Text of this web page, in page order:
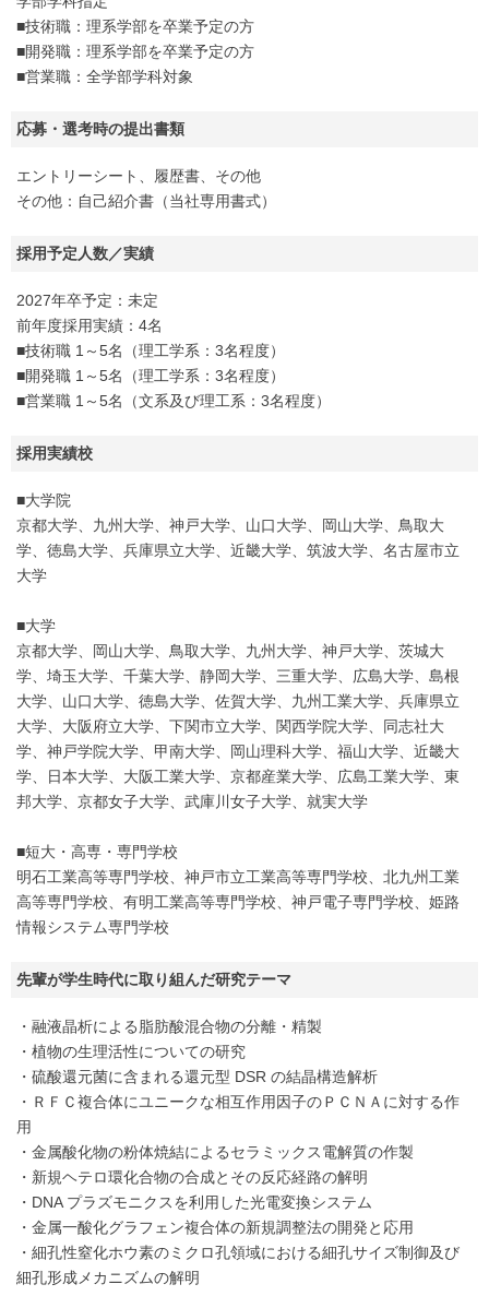
■技術職：理系学部を卒業予定の方
■開発職：理系学部を卒業予定の方
■営業職：全学部学科対象
応募・選考時の提出書類
エントリーシート、履歴書、その他
その他：自己紹介書（当社専用書式）
採用予定人数／実績
2027年卒予定：未定
前年度採用実績：4名
■技術職 1～5名（理工学系：3名程度）
■開発職 1～5名（理工学系：3名程度）
■営業職 1～5名（文系及び理工系：3名程度）
採用実績校
■大学院
京都大学、九州大学、神戸大学、山口大学、岡山大学、鳥取大
学、徳島大学、兵庫県立大学、近畿大学、筑波大学、名古屋市立
大学
■大学
京都大学、岡山大学、鳥取大学、九州大学、神戸大学、茨城大
学、埼玉大学、千葉大学、静岡大学、三重大学、広島大学、島根
大学、山口大学、徳島大学、佐賀大学、九州工業大学、兵庫県立
大学、大阪府立大学、下関市立大学、関西学院大学、同志社大
学、神戸学院大学、甲南大学、岡山理科大学、福山大学、近畿大
学、日本大学、大阪工業大学、京都産業大学、広島工業大学、東
邦大学、京都女子大学、武庫川女子大学、就実大学
■短大・高専・専門学校
明石工業高等専門学校、神戸市立工業高等専門学校、北九州工業
高等専門学校、有明工業高等専門学校、神戸電子専門学校、姫路
情報システム専門学校
先輩が学生時代に取り組んだ研究テーマ
・融液晶析による脂肪酸混合物の分離・精製
・植物の生理活性についての研究
・硫酸還元菌に含まれる還元型 DSR の結晶構造解析
・ＲＦＣ複合体にユニークな相互作用因子のＰＣＮＡに対する作
用
・金属酸化物の粉体焼結によるセラミックス電解質の作製
・新規ヘテロ環化合物の合成とその反応経路の解明
・DNA プラズモニクスを利用した光電変換システム
・金属一酸化グラフェン複合体の新規調整法の開発と応用
・細孔性窒化ホウ素のミクロ孔領域における細孔サイズ制御及び
細孔形成メカニズムの解明